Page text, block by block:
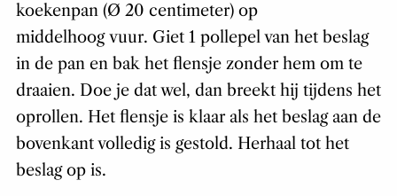
koekenpan (Ø 20 centimeter) op
middelhoog vuur. Giet 1 pollepel van het beslag
in de pan en bak het flensje zonder hem om te
draaien. Doe je dat wel, dan breekt hij tijdens het
oprollen. Het flensje is klaar als het beslag aan de
bovenkant volledig is gestold. Herhaal tot het
beslag op is.